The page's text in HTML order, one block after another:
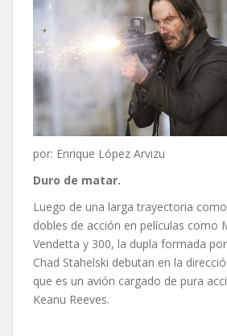
por: Enrique López Arvizu
Duro de matar.
Luego de una larga trayectoria
dobles de acción en películas como
Vendetta y 300, la dupla formada
Chad Stahelski debutan en la
que es un avión cargado de pura
Keanu Reeves.